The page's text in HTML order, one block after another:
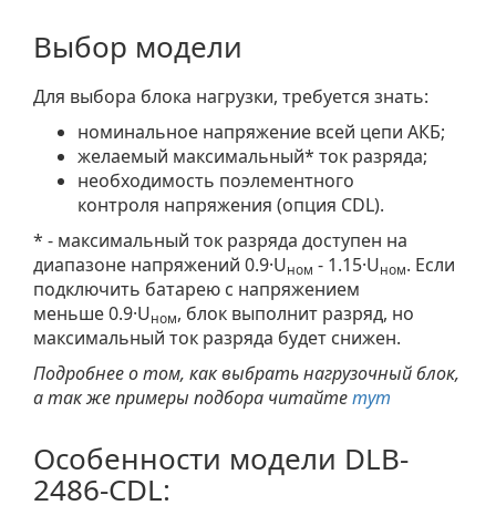
Выбор модели
Для выбора блока нагрузки, требуется знать:
номинальное напряжение всей цепи АКБ;
желаемый максимальный* ток разряда;
необходимость поэлементного
контроля напряжения (опция CDL).
* - максимальный ток разряда доступен на
диапазоне напряжений 0.9·Uном - 1.15·Uном. Если
подключить батарею с напряжением
меньше 0.9·Uном, блок выполнит разряд, но
максимальный ток разряда будет снижен.
Подробнее о том, как выбрать нагрузочный блок,
а так же примеры подбора читайтетут
Особенности модели DLB-
2486-CDL: